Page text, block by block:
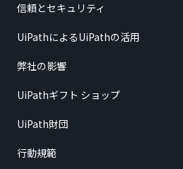
信頼とセキュリティ
UiPathによるUiPathの活用
弊社の影響
UiPathギフト ショップ
UiPath財団
行動規範